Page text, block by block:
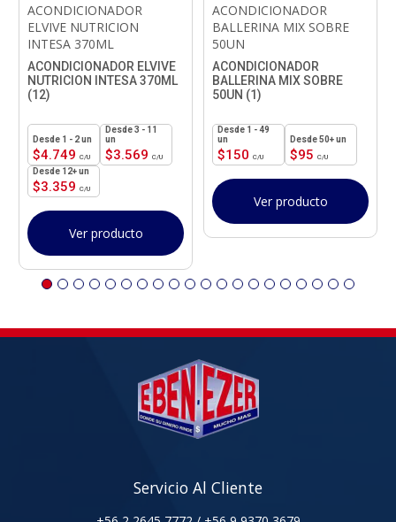
ACONDICIONADOR
ELVIVE NUTRICION
INTESA 370ML
ACONDICIONADOR ELVIVE
NUTRICION INTESA 370ML
(12)
$4.749
1 - 2un
$3.569
3 - 11
un
$3.359
12+ un
Ver producto
ACONDICIONADOR
BALLERINA MIX SOBRE
50UN
ACONDICIONADOR
BALLERINA MIX SOBRE
50UN (1)
$150
1 - 49
un
$95
50+ un
Ver producto
Servicio Al Cliente